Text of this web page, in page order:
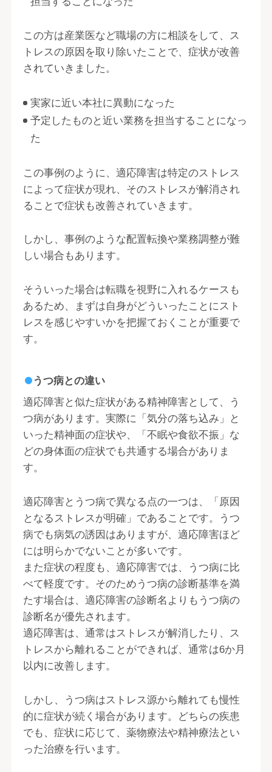
この方は産業医など職場の方に相談をして、ス
トレスの原因を取り除いたことで、症状が改善
されていきました。
実家に近い本社に異動になった
予定したものと近い業務を担当することになっ
た
この事例のように、適応障害は特定のストレス
によって症状が現れ、そのストレスが解消され
ることで症状も改善されていきます。
しかし、事例のような配置転換や業務調整が難
しい場合もあります。
そういった場合は転職を視野に入れるケースも
あるため、まずは自身がどういったことにスト
レスを感じやすいかを把握ておくことが重要で
す。
うつ病との違い
適応障害と似た症状がある精神障害として、う
つ病があります。実際に「気分の落ち込み」と
いった精神面の症状や、「不眠や食欲不振」な
どの身体面の症状でも共通する場合がありま
す。
適応障害とうつ病で異なる点の一つは、「原因
となるストレスが明確」であることです。うつ
病でも病気の誘因はありますが、適応障害ほど
には明らかでないことが多いです。
また症状の程度も、適応障害では、うつ病に比
べて軽度です。そのためうつ病の診断基準を満
たす場合は、適応障害の診断名よりもうつ病の
診断名が優先されます。
適応障害は、通常はストレスが解消したり、ス
トレスから離れることができれば、通常は6か月
以内に改善します。
しかし、うつ病はストレス源から離れても慢性
的に症状が続く場合があります。どちらの疾患
でも、症状に応じて、薬物療法や精神療法とい
った治療を行います。